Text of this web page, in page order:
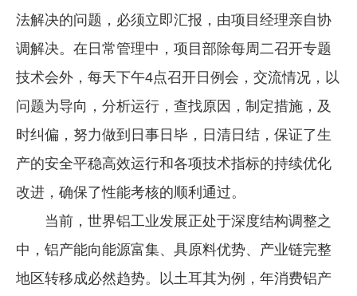
法解决的问题，必须立即汇报，由项目经理亲自协
调解决。在日常管理中，项目部除每周二召开专题
技术会外，每天下午4点召开日例会，交流情况，以
问题为导向，分析运行，查找原因，制定措施，及
时纠偏，努力做到日事日毕，日清日结，保证了生
产的安全平稳高效运行和各项技术指标的持续优化
改进，确保了性能考核的顺利通过。
当前，世界铝工业发展正处于深度结构调整之
中，铝产能向能源富集、具原料优势、产业链完整
地区转移成必然趋势。以土耳其为例，年消费铝产